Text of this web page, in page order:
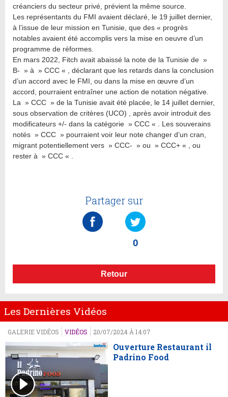
créanciers du secteur privé, prévient la même source.
Les représentants du FMI avaient déclaré, le 19 juillet dernier,
à l’issue de leur mission en Tunisie, que des « progrès
notables avaient été accomplis vers la mise en oeuvre d’un
programme de réformes.
En mars 2022, Fitch avait abaissé la note de la Tunisie de »
B- » à » CCC « , déclarant que les retards dans la conclusion
d’un accord avec le FMI, ou dans la mise en œuvre d’un
accord, pourraient entraîner une action de notation négative.
La » CCC » de la Tunisie avait été placée, le 14 juillet dernier,
sous observation de critères (UCO) , après avoir introduit des
modificateurs +/- dans la catégorie » CCC « . Les souverains
notés » CCC » pourraient voir leur note changer d’un cran,
migrant potentiellement vers » CCC- » ou » CCC+ « , ou
rester à » CCC « .
Partager sur
0
Retour
Les Dernières Vidéos
GALERIE VIDÉOS VIDÉOS 20/07/2024 À 14:07
Ouverture Restaurant il
Padrino Food